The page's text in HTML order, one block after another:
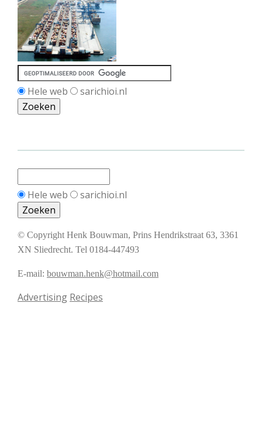
Hele web sarichioi.nl
Hele web sarichioi.nl
© Copyright Henk Bouwman, Prins Hendrikstraat 63, 3361
XN Sliedrecht. Tel 0184-447493
E-mail: bouwman.henk@hotmail.com
Advertising Recipes